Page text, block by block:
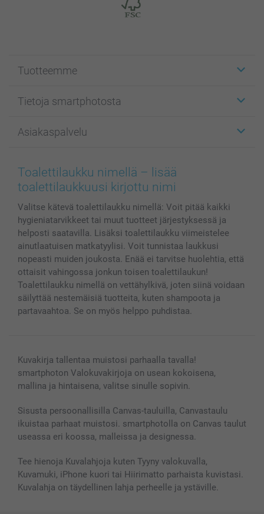
Tuotteemme
Kuvakortit
Kuvakirjat
Valokuvat, Julisteet & Taskukirjat
Kännykkä & Tabletti
Kuvakalenterit & Päivyrit
Valokuvakehykset & Lisätarvikkeet
Lahjakortti
Kaikki kuvatuotteet
Tietoja smartphotosta
Affiliate ohjelma
Evästekäytäntö
Sivukartta
Investor Relations
Asiakaspalvelu
100% tyytyväisyystakuu
smartbonus
Tilausten tila
Toalettilaukku nimellä – lisää
toalettilaukkuusi kirjottu nimi
Valitse kätevä toalettilaukku nimellä: Voit pitää kaikki
hygieniatarvikkeet tai muut tuotteet järjestyksessä ja
helposti saatavilla. Lisäksi toalettilaukku viimeistelee
ainutlaatuisen matkatyylisi. Voit tunnistaa laukkusi
nopeasti muiden joukosta. Enää ei tarvitse huolehtia, että
ottaisit vahingossa jonkun toisen toalettilaukun!
Toalettilaukku nimellä on vettähylkivä, joten siinä voidaan
säilyttää nestemäisiä tuotteita, kuten shampoota ja
partavaahtoa. Se on myös helppo puhdistaa.
Kuvakirja tallentaa muistosi parhaalla tavalla!
smartphoton Valokuvakirjoja on usean kokoisena,
mallina ja hintaisena, valitse sinulle sopivin.
Sisusta persoonallisilla Canvas-tauluilla, Canvastaulu
ikuistaa parhaat muistosi. smartphotolla on Canvas taulut
useassa eri koossa, malleissa ja designessa.
Tee hienoja Kuvalahjoja kuten Tyyny valokuvalla,
Kuvamuki, iPhone kuori tai Hiirimatto parhaista kuvistasi.
Kuvalahja on täydellinen lahja perheelle ja ystäville.